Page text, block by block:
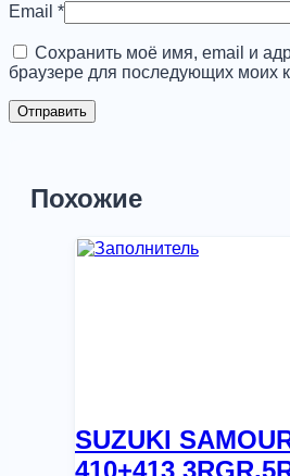
Email *
Сохранить моё имя, email и
браузере для последующих моих
Похожие
SUZUKI